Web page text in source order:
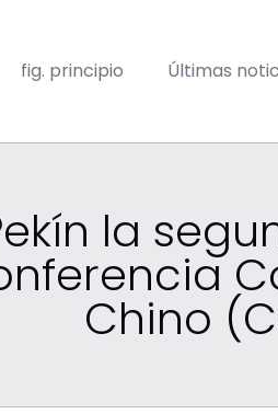
fig. principio Últimas
la
Chino